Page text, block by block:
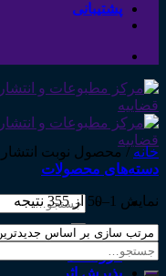
پشتیبانی
جستجو
خانه
فروشگاه
پذیرش اثر
خانه /محصول نوبت انتشار
دسته‌های محصولات
نمایش 1–50 از 355 نتیجه
جستجو